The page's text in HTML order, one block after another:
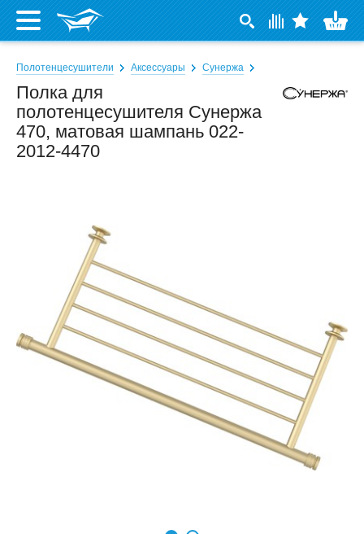
Полотенцесушители Аксессуары Сунержа
Полка для
полотенцесушителя Сунержа
470, матовая шампань 022-
2012-4470